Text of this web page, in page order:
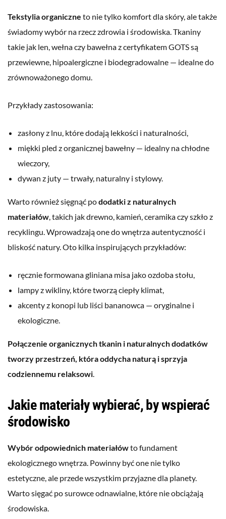
Tekstylia organiczne to nie tylko komfort dla skóry, ale także
świadomy wybór na rzecz zdrowia i środowiska. Tkaniny
takie jak len, wełna czy bawełna z certyfikatem GOTS są
przewiewne, hipoalergiczne i biodegradowalne — idealne do
zrównoważonego domu.
Przykłady zastosowania:
zasłony z lnu, które dodają lekkości i naturalności,
miękki pled z organicznej bawełny — idealny na chłodne
wieczory,
dywan z juty — trwały, naturalny i stylowy.
Warto również sięgnąć pododatki z naturalnych
materiałów, takich jak drewno, kamień, ceramika czy szkło z
recyklingu. Wprowadzają one do wnętrza autentyczność i
bliskość natury. Oto kilka inspirujących przykładów:
ręcznie formowana gliniana misa jako ozdoba stołu,
lampy z wikliny, które tworzą ciepły klimat,
akcenty z konopi lub liści bananowca — oryginalne i
ekologiczne.
Połączenie organicznych tkanin i naturalnych dodatków
tworzy przestrzeń, która oddycha naturą i sprzyja
codziennemu relaksowi.
Jakie materiały wybierać, by wspierać
środowisko
Wybór odpowiednich materiałówto fundament
ekologicznego wnętrza. Powinny być one nie tylko
estetyczne, ale przede wszystkim przyjazne dla planety.
Warto sięgać po surowce odnawialne, które nie obciążają
środowiska.